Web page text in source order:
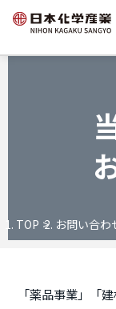
TOP お問い合わ
「薬品事業」「